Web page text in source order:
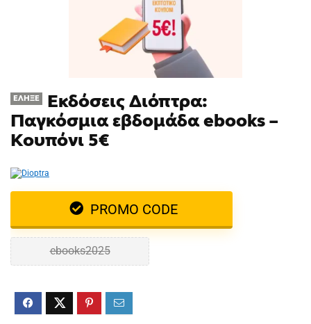
ΈΛΗΞΕ
Eκδόσεις Διόπτρα:
Παγκόσμια εβδομάδα ebooks –
Κουπόνι 5€
PROMO CODE
ebooks2025